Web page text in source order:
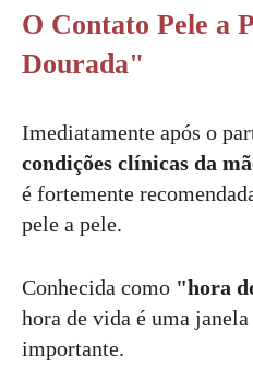
O Contato Pele a
Dourada"
Imediatamente após o
condições clínicas da
é fortemente
pele a pele.
Conhecida como "hora
hora de vida é uma
importante.